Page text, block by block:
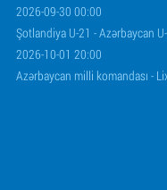
2026-09-30 00:00
Şotlandiya U-21 - Azərbaycan
2026-10-01 20:00
Azərbaycan milli komandası -